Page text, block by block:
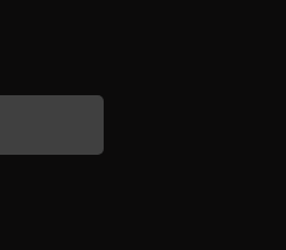
recibir nuestra
no dejes de completar
te daremos de alta en
y podrás estar al tanto de